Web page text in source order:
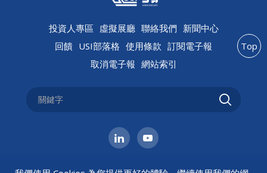
投資人專區 虛擬展廳 聯絡我們 新聞中心
回饋 USI部落格 使用條款 訂閱電子報
取消電子報 網站索引
Top